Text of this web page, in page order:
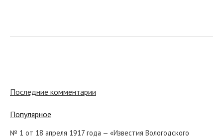
Последние комментарии
Популярное
№ 1 от 18 апреля 1917 года — «Известия Вологодского